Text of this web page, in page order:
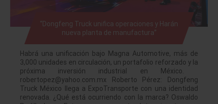
“Dongfeng Truck unifica operaciones y Harán
nueva planta de manufactura”
Habrá una unificación bajo Magna Automotive, más de
3,000 unidades en circulación, un portafolio reforzado y la
próxima inversión industrial en México.
robertopez@yahoo.com.mx Roberto Pérez: Dongfeng
Truck México llega a ExpoTransporte con una identidad
renovada. ¿Qué está ocurriendo con la marca? Oswaldo